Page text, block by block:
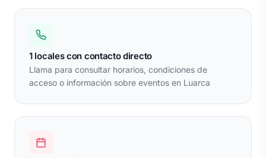
1 locales con contacto directo
Llama para consultar horarios, condiciones de
acceso o información sobre eventos en Luarca